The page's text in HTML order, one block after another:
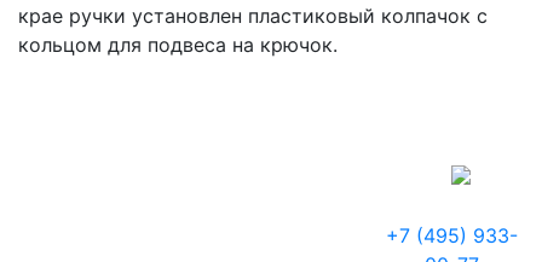
крае ручки установлен пластиковый колпачок с
кольцом для подвеса на крючок.
+7 (495) 933-